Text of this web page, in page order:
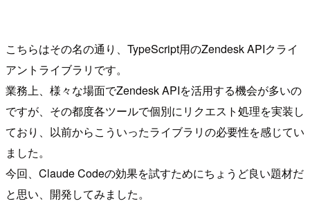
こちらはその名の通り、TypeScript用のZendesk APIクライ
アントライブラリです。
業務上、様々な場面でZendesk APIを活用する機会が多いの
ですが、その都度各ツールで個別にリクエスト処理を実装し
ており、以前からこういったライブラリの必要性を感じてい
ました。
今回、Claude Codeの効果を試すためにちょうど良い題材だ
と思い、開発してみました。